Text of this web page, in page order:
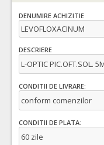
DENUMIRE ACHIZITIE
LEVOFLOXACINUM
DESCRIERE
L-OPTIC PIC.OFT.SOL.
CONDITII DE LIVRARE:
conform comenzilor
CONDITII DE PLATA:
60 zile